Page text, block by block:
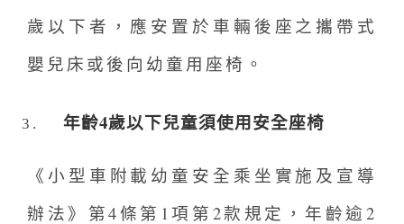
歲以下者，應安置於車輛後座之攜帶式
嬰兒床或後向幼童用座椅。
年齡4歲以下兒童須使用安全座椅
《小型車附載幼童安全乘坐實施及宣導
辦法》第4條第1項第2款規定，年齡逾2